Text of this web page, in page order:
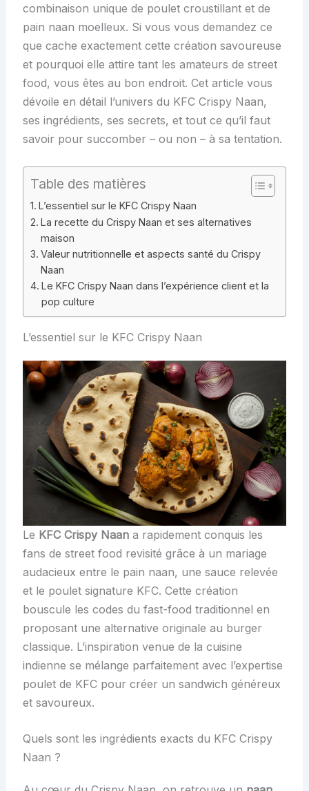
combinaison unique de poulet croustillant et de
pain naan moelleux. Si vous vous demandez ce
que cache exactement cette création savoureuse
et pourquoi elle attire tant les amateurs de street
food, vous êtes au bon endroit. Cet article vous
dévoile en détail l’univers du KFC Crispy Naan,
ses ingrédients, ses secrets, et tout ce qu’il faut
savoir pour succomber – ou non – à sa tentation.
Table des matières
L’essentiel sur le KFC Crispy Naan
La recette du Crispy Naan et ses alternatives
maison
Valeur nutritionnelle et aspects santé du Crispy
Naan
Le KFC Crispy Naan dans l’expérience client et la
pop culture
L’essentiel sur le KFC Crispy Naan
Le KFC Crispy Naana rapidement conquis les
fans de street food revisité grâce à un mariage
audacieux entre le pain naan, une sauce relevée
et le poulet signature KFC. Cette création
bouscule les codes du fast-food traditionnel en
proposant une alternative originale au burger
classique. L’inspiration venue de la cuisine
indienne se mélange parfaitement avec l’expertise
poulet de KFC pour créer un sandwich généreux
et savoureux.
Quels sont les ingrédients exacts du KFC Crispy
Naan ?